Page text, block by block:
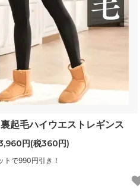
裏起毛ハイウエストレギンス
円(税360円)
で990円引き！